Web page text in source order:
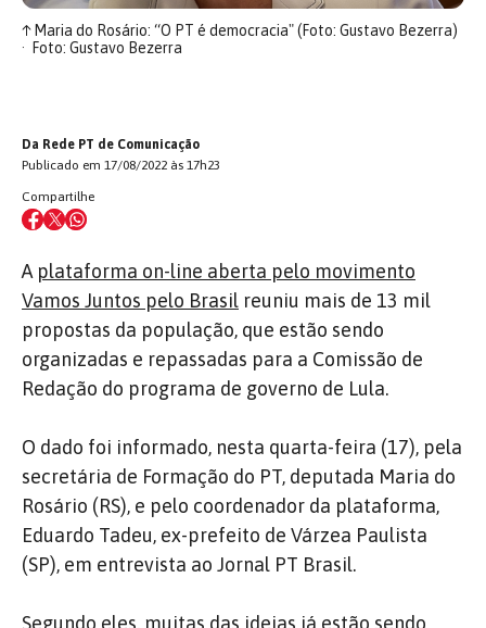
↑Maria do Rosário: “O PT é democracia" (Foto: Gustavo Bezerra)
Foto: Gustavo Bezerra
Da Rede PT de Comunicação
Publicado em 17/08/2022 às 17h23
Compartilhe
A plataforma on-line aberta pelo movimento
Vamos Juntos pelo Brasil reuniu mais de 13 mil
propostas da população, que estão sendo
organizadas e repassadas para a Comissão de
Redação do programa de governo de Lula.
O dado foi informado, nesta quarta-feira (17), pela
secretária de Formação do PT, deputada Maria do
Rosário (RS), e pelo coordenador da plataforma,
Eduardo Tadeu, ex-prefeito de Várzea Paulista
(SP), em entrevista ao Jornal PT Brasil.
Segundo eles, muitas das ideias já estão sendo